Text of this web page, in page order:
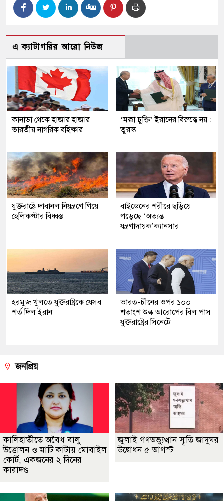
এ ক্যাটাগরির আরো নিউজ
কানাডা থেকে হাজার হাজার
ভারতীয় নাগরিক বহিষ্কার
‘মক্কা চুক্তি’ ইরানের বিরুদ্ধে নয় :
তুরস্ক
যুক্তরাষ্ট্রে দাবানল নিয়ন্ত্রণে গিয়ে
হেলিকপ্টার বিধ্বস্ত
বাইডেনের শরীরে ছড়িয়ে
পড়েছে ‘অত্যন্ত
যন্ত্রণাদায়ক’ক্যানসার
হরমুজ খুলতে যুক্তরাষ্ট্রকে যেসব
শর্ত দিল ইরান
ভারত-চীনের ওপর ১০০
শতাংশ শুল্ক আরোপের বিল পাস
যুক্তরাষ্ট্রের সিনেটে
জনপ্রিয়
কালিহাতীতে অবৈধ বালু
উত্তোলন ও মাটি কাটায় মোবাইল
কোর্ট, একজনের ২ দিনের
কারাদণ্ড
জুলাই গণঅভ্যুত্থান স্মৃতি জাদুঘর
উদ্বোধন ৫ আগস্ট